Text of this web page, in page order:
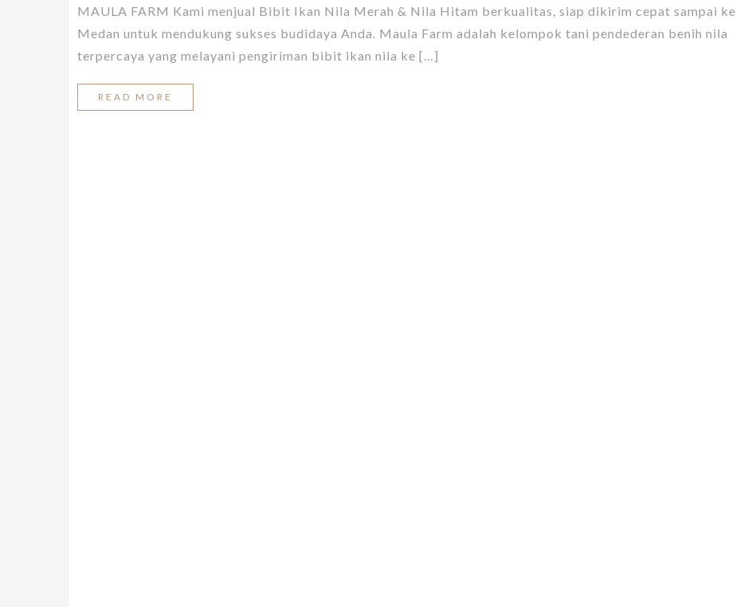
MAULA FARM Kami menjual Bibit Ikan Nila Merah & Nila Hitam berkualitas, siap dikirim cepat sampai ke
Medan untuk mendukung sukses budidaya Anda. Maula Farm adalah kelompok tani pendederan benih nila
terpercaya yang melayani pengiriman bibit ikan nila ke […]
READ MORE